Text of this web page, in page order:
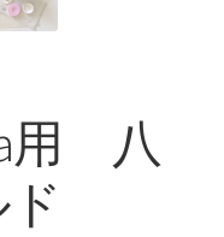
用 八